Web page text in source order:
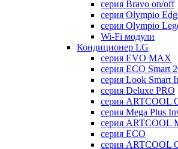
серия Bravo on/off
серия Olympio
серия Olympio
Wi-Fi модули
Кондиционер LG
серия EVO MAX
серия ECO Smart
серия Look Smart
серия Deluxe PRO
серия ARTCOOL
серия Mega Plus
серия ARTCOOL
серия ECO
серия ARTCOOL